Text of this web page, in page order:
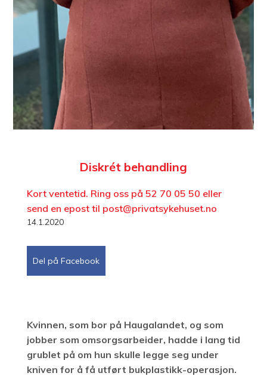
Diskrét behandling
Kort ventetid. Ring oss på 52 70 05 50 eller
send en epost til post@privatsykehuset.no
14.1.2020
Del på Facebook
Kvinnen, som bor på Haugalandet, og som
jobber som omsorgsarbeider, hadde i lang tid
grublet på om hun skulle legge seg under
kniven for å få utført bukplastikk-operasjon.